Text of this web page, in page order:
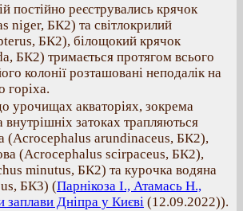
постійно реєструвались крячок
niger, БК2) та світлокрилий
БК2), білощокий крячок
БК2) тримається протягом всього
колонії розташовані неподалік на
горіха.
урочищах акваторіях, зокрема
внутрішніх затоках трапляються
(Acrocephalus arundinaceus, БК2),
(Acrocephalus scirpaceus, БК2),
minutus, БК2) та курочка водяна
БК3) (Парнікоза І., Атамась Н.,
Дніпра у Києві (12.09.2022)).